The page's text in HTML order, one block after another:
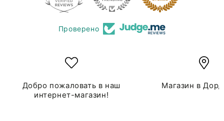
Проверено
Добро пожаловать в наш
интернет-магазин!
Магазин в